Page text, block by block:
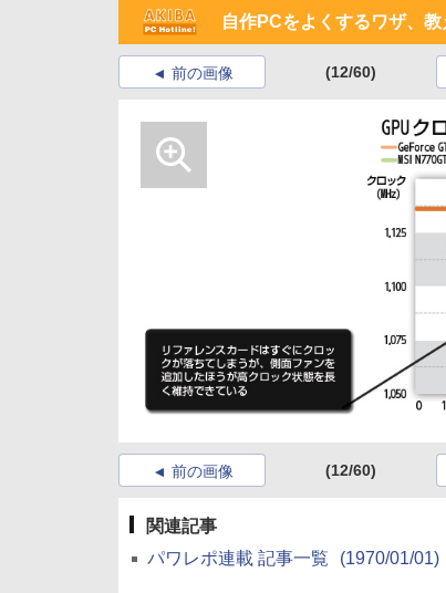
自作PCをよくするワザ、
前の画像 (12/60)
前の画像 (12/60)
関連記事
パワレポ連載 記事一覧
(1970/01/01)